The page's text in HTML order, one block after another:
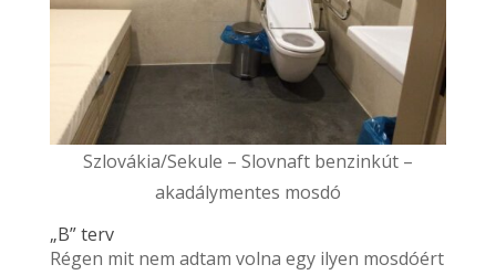
Szlovákia/Sekule – Slovnaft benzinkút –
akadálymentes mosdó
„B” terv
Régen mit nem adtam volna egy ilyen mosdóért